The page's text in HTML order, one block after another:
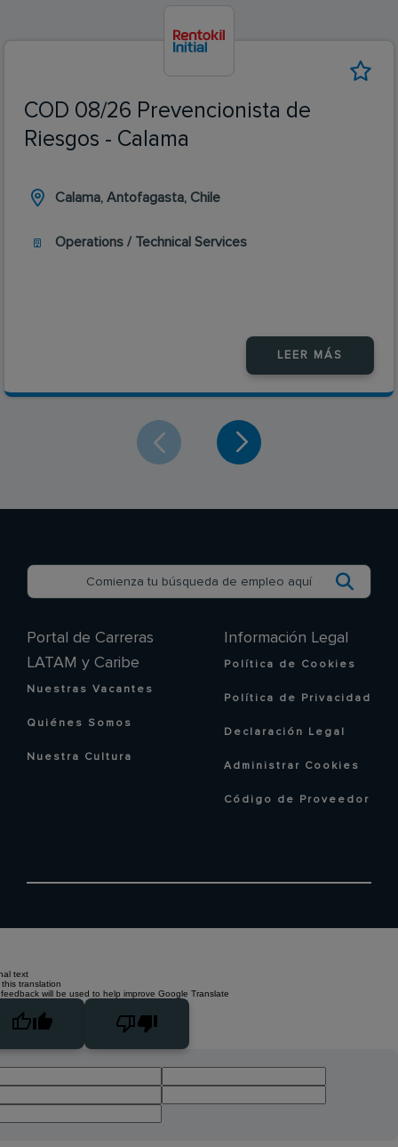
COD 08/26 Prevencionista de
Riesgos - Calama
Calama, Antofagasta, Chile
Operations / Technical Services
LEER MÁS
Portal de Carreras
LATAM y Caribe
Nuestras Vacantes
Quiénes Somos
Nuestra Cultura
Información Legal
Política de Cookies
Política de Privacidad
Declaración Legal
Administrar Cookies
Código de Proveedor
text
translation
will be used to help improve Google Translate